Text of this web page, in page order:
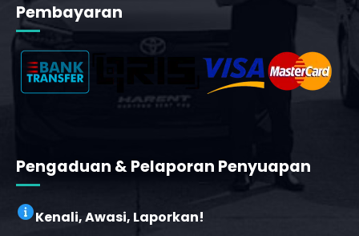
Pembayaran
Pengaduan & Pelaporan Penyuapan
Kenali, Awasi, Laporkan!